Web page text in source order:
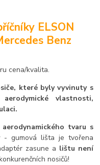
ELSON
Benz
cena/kvalita.
které byly vyvinuty s
vlastnosti,
tvaru s
- gumová lišta je tvořena
zasune a lištu není
nosičů!